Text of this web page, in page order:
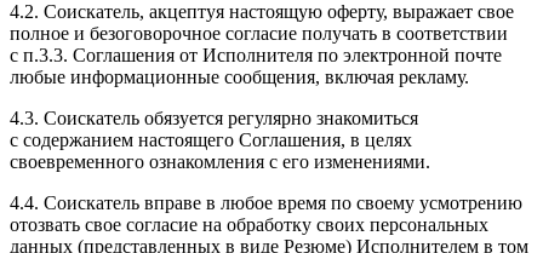
4.2. Соискатель, акцептуя настоящую оферту, выражает свое
полное и безоговорочное согласие получать в соответствии
с п.3.3. Соглашения от Исполнителя по электронной почте
любые информационные сообщения, включая рекламу.
4.3. Соискатель обязуется регулярно знакомиться
с содержанием настоящего Соглашения, в целях
своевременного ознакомления с его изменениями.
4.4. Соискатель вправе в любое время по своему усмотрению
отозвать свое согласие на обработку своих персональных
данных (представленных в виде Резюме) Исполнителем в том